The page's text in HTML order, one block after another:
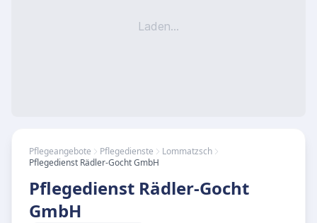
Laden...
Pflegeangebote Pflegedienste
Lommatzsch
Pflegedienst Rädler-Gocht GmbH
Pflegedienst Rädler-Gocht
GmbH